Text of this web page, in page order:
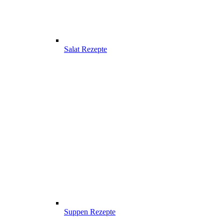
Salat Rezepte
Suppen Rezepte